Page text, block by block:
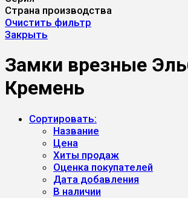
Страна производства
Очистить фильтр
Закрыть
Замки врезные
Кремень
Сортировать:
Название
Цена
Хиты продаж
Оценка покупателей
Дата добавления
В наличии